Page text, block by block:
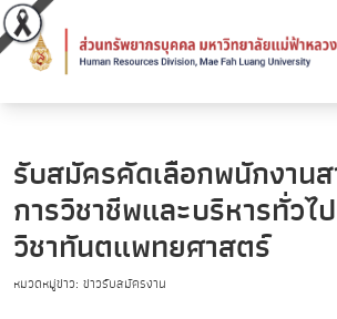
รับสมัครคัดเลือกพนักงาน
การวิชาชีพและบริหารทั่วไ
วิชาทันตแพทยศาสตร์
หมวดหมู่ข่าว: ข่าวรับสมัครงาน